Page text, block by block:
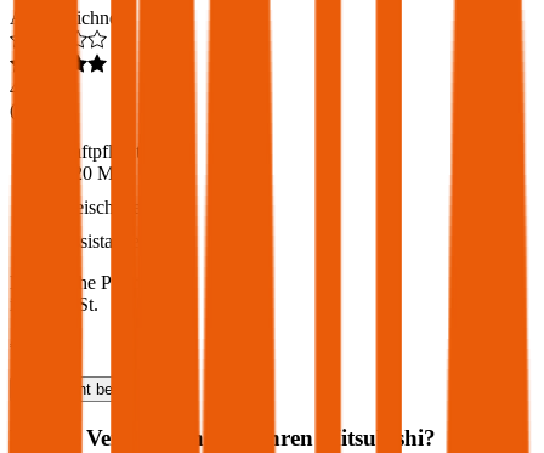
Ausgezeichnet
4,6
(
Haftpflicht
€ 20 Mio.
Freischaden
Assistance
Monatliche Prämie
inkl. mVSt.
€ 78,41
Haftpflicht berechnen
Welche Versicherung für Ihren Mitsubishi?